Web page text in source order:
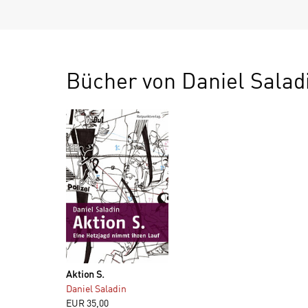
Bücher von Daniel
Aktion S.
Daniel Saladin
EUR35,00